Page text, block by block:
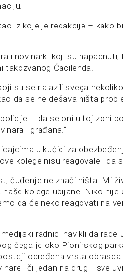
iz koje je redakcije – kako
i novinarki koji su
takozvanog Ćacilenda.
su se nalazili svega
da se ne dešava ništa
– da se oni u toj zoni
i građana.“
u kućici za
kolege nisu reagovale i da
čuđenje ne znači ništa. Mi
kolege ubijane. Niko nije
da će neko reagovati na
radnici navikli da rade
čega je oko Pionirskog
određena vrsta
liči jedan na drugi i sve